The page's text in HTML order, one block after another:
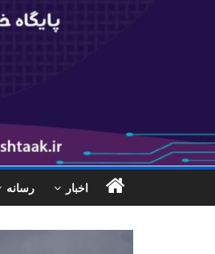
مصنوعی
اخبار رسانه